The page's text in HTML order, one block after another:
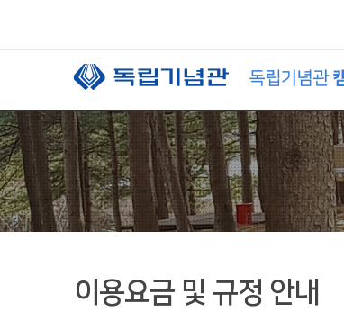
이용요금 및 규정 안내